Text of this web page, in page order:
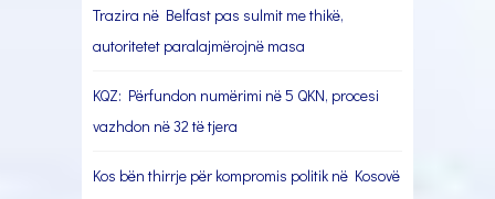
Trazira në Belfast pas sulmit me thikë,
autoritetet paralajmërojnë masa
KQZ: Përfundon numërimi në 5 QKN, procesi
vazhdon në 32 të tjera
Kos bën thirrje për kompromis politik në Kosovë